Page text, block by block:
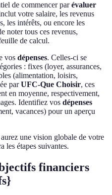
de commencer parévaluer
votre salaire, les revenus
les intérêts, ou encore les
noter tous ces revenus,
de calcul.
vos dépenses. Celles-ci se
: fixes (loyer, assurances,
(alimentation, loisirs,
parUFC-Que Choisir, ces
en moyenne, respectivement,
Identifiez vos dépenses
vacances) pour un aperçu
une vision globale de votre
les étapes suivantes.
financiers